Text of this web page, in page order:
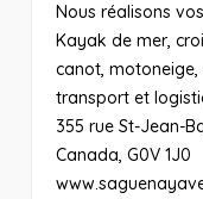
Nous réalisons
Kayak de mer,
canot, motoneige,
transport et
355 rue St-Jean-
Canada, G0V 1J0